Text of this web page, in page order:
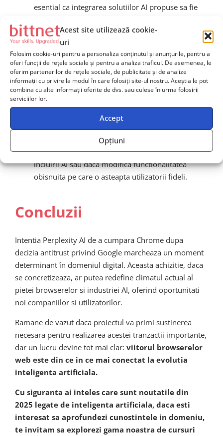
Acest site utilizează cookie-
uri
Folosim cookie-uri pentru a personaliza conținutul și anunțurile, pentru a
oferi funcții de rețele sociale și pentru a analiza traficul. De asemenea, le
oferim partenerilor de rețele sociale, de publicitate și de analize
informații cu privire la modul în care folosiți site-ul nostru. Aceștia le pot
combina cu alte informații oferite de dvs. sau culese în urma folosirii
serviciilor lor.
Accept
Opțiuni
esential ca integrarea solutiilor AI propuse sa fie
utilizatorilor existenti ai Chrome si pentru a
mentine performanta ridicata a browserului
actual.
Reactii legislative si reglementari aditionale:
Atat Uniunea Europeana cat si SUA pot impune
conditii suplimentare legate de preluarea Chrome,
in special vizand confidentialitatea datelor.
Riscul migrarii utilizatorilor:Utilizatorii s-ar
putea orienta catre browsere alternative daca
modificarile efectuate de Perplexity AI nu raspund
incluirii AI sau daca modifica functionalitatea
obisnuita pe care o asteapta utilizatorii fideli.
Concluzii
Intentia Perplexity AI de a cumpara Chrome dupa
decizia antitrust privind Google marcheaza un moment
determinant în domeniul digital. Aceasta achizitie, daca
se concretizeaza, ar putea redefine climatul actual al
pietei browserelor si industriei AI, oferind oportunitati
noi companiilor si utilizatorilor.
Ramane de vazut daca proiectul va primi sustinerea
necesara pentru realizarea acestei tranzactii importante,
dar un lucru devine tot mai clar: viitorul browserelor
web este din ce in ce mai conectat la evolutia
inteligenta artificiala.
Cu siguranta ai inteles care sunt noutatile din
2025 legate de inteligenta artificiala, daca esti
interesat sa aprofundezi cunostintele in domeniu,
te invitam sa explorezi gama noastra de cursuri